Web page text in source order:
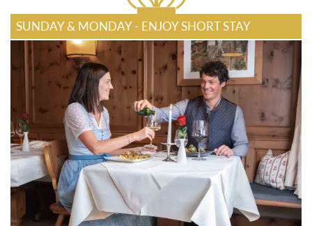
SUNDAY & MONDAY - ENJOY SHORT STAY